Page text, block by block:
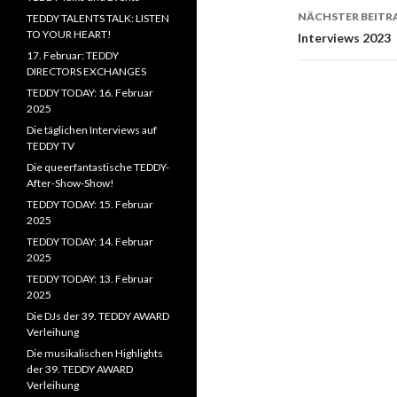
NÄCHSTER
Interviews 2023
TEDDY TALENTS TALK: LISTEN
TO YOUR HEART!
17. Februar: TEDDY
DIRECTORS EXCHANGES
TEDDY TODAY: 16. Februar
2025
Die täglichen Interviews auf
TEDDY TV
Die queerfantastische TEDDY-
After-Show-Show!
TEDDY TODAY: 15. Februar
2025
TEDDY TODAY: 14. Februar
2025
TEDDY TODAY: 13. Februar
2025
Die DJs der 39. TEDDY AWARD
Verleihung
Die musikalischen Highlights
der 39. TEDDY AWARD
Verleihung